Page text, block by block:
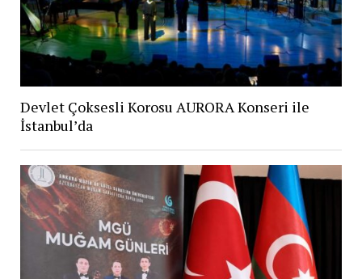
Devlet Çoksesli Korosu AURORA Konseri ile
İstanbul’da